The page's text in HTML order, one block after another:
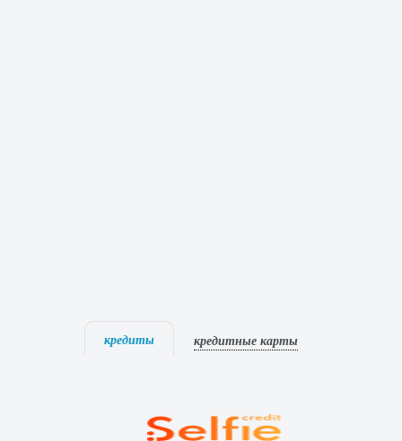
кредиты кредитные карты